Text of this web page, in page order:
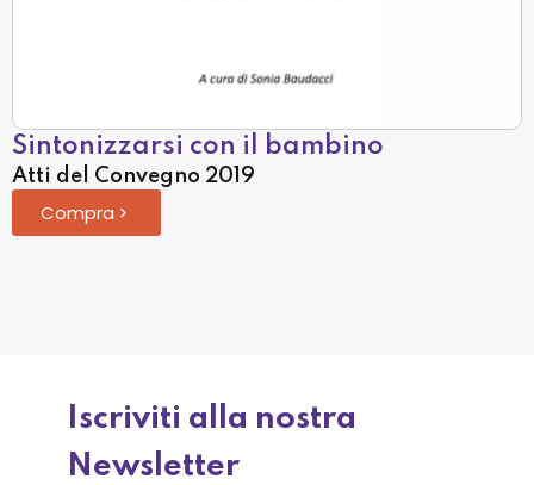
Sintonizzarsi con il bambino
Atti del Convegno 2019
Compra
Iscriviti alla nostra
Newsletter